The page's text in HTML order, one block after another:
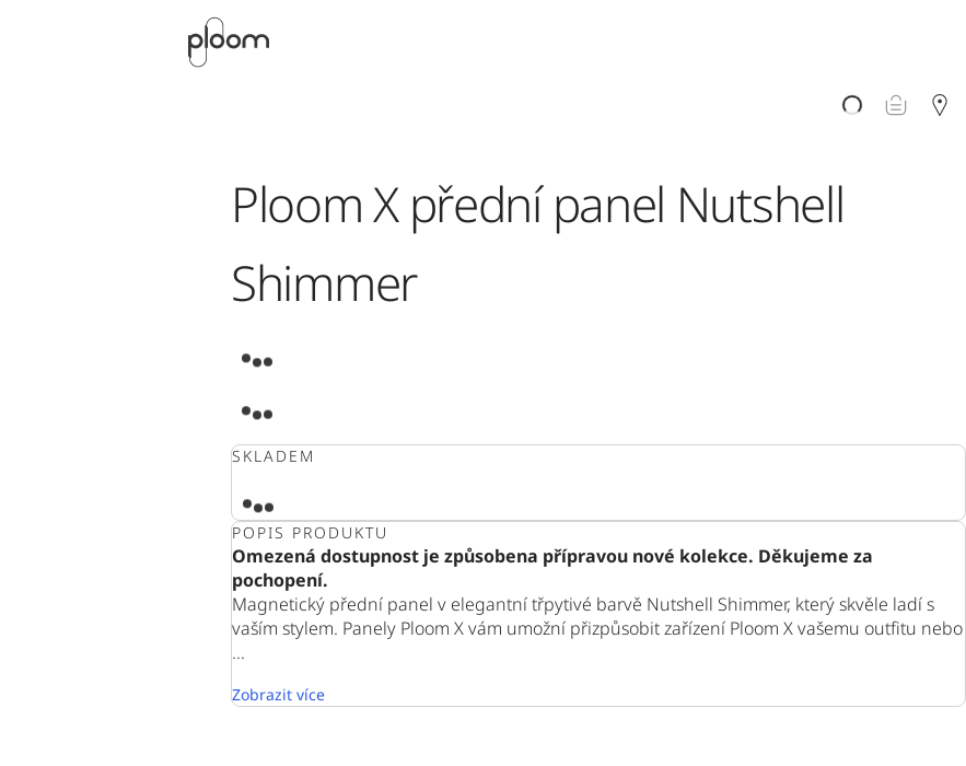
Ploom X přední panel Nutshell
Shimmer
SKLADEM
POPIS PRODUKTU
Omezená dostupnost je způsobena přípravou nové kolekce. Děkujeme za
pochopení.
Magnetický přední panel v elegantní třpytivé barvě Nutshell Shimmer, který skvěle ladí s
vaším stylem. Panely Ploom X vám umožní přizpůsobit zařízení Ploom X vašemu outfitu nebo
...
Zobrazit více